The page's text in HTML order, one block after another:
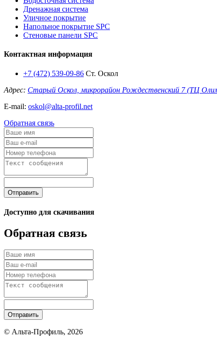
Дренажная система
Уличное покрытие
Напольное покрытие SPC
Стеновые панели SPC
Контактная информация
+7 (472) 539-09-86 Ст. Оскол
Адрес: Старый Оскол, микрорайон Рождественский 7 (ТЦ
E-mail: oskol@alta-profil.net
Обратная связь
Отправить
Доступно для скачивания
Обратная связь
Отправить
© Альта-Профиль, 2026